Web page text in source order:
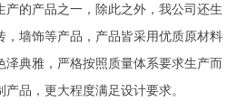
产的产品之一，除此之外，我公司还生
，墙饰等产品，产品皆采用优质原材料
泽典雅，严格按照质量体系要求生产而
品，更大程度满足设计要求。